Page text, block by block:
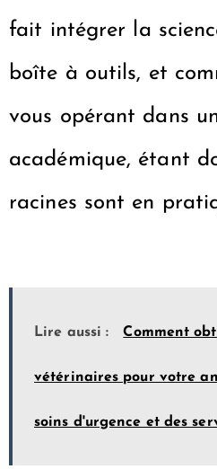
fait intégrer la
boîte à outils, et
vous opérant dans
académique, étant
racines sont en
Lire aussi : Comment
vétérinaires pour votre
soins d'urgence et des